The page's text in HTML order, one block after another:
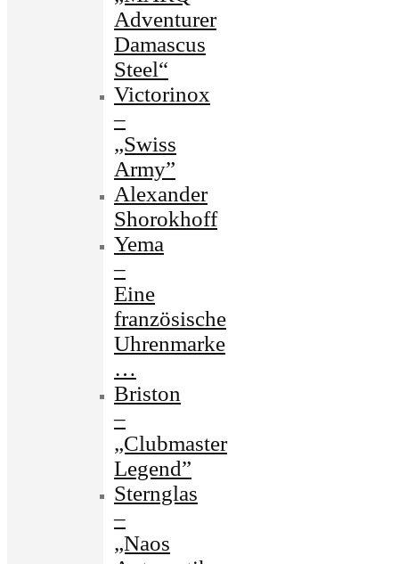
Adventurer
Damascus
Steel“
Victorinox
–
„Swiss
Army”
Alexander
Shorokhoff
Yema
–
Eine
französische
Uhrenmarke
…
Briston
–
„Clubmaster
Legend”
Sternglas
–
„Naos